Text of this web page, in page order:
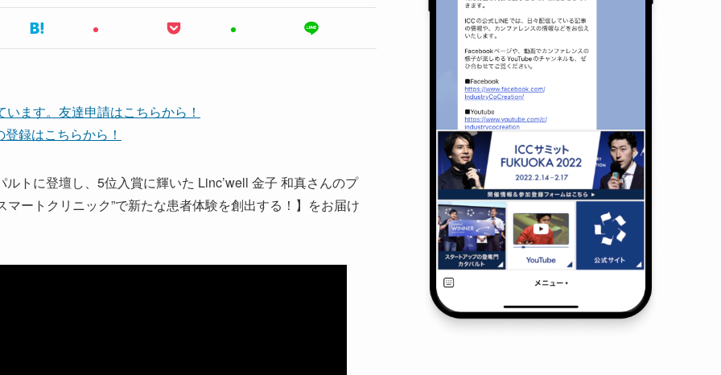
ます。友達申請はこちらから！
録はこちらから！
トに登壇し、5位入賞に輝いた Linc’well 金子 和真さんのプ
ートクリニック”で新たな患者体験を創出する！】をお届け